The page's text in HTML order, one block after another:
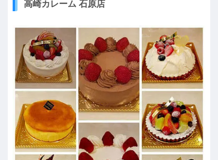
高崎カレーム 石原店